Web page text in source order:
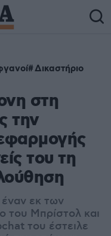
Δικαστήριο
στη
την
του τη
εκ των
του Μπρίστολ και
του έστειλε